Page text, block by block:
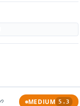
MEDIUM 5.3